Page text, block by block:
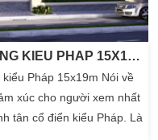
MẪU THIẾT KẾ BIỆT THỰ 3 TẦNG KIỂU PHÁP 15X19M CÓ SÂN VƯỜN
Pháp 15x19m Nói về
xúc cho người xem nhất
tân cổ điển kiểu Pháp. Là